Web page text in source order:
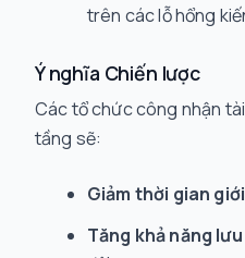
trên các lỗ hổng
Ý nghĩa Chiến lược
Các tổ chức công nhận
tầng sẽ:
Giảm thời gian
Tăng khả năng